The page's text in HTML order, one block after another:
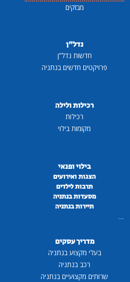
מבזקים
נדל"ן
חדשות נדל"ן
פרויקטים חדשים בנתניה
רכילות ולילה
רכילות
מקומות בילוי
בילוי ופנאי
הצגות ואירועים
תרבות לילדים
מסעדות בנתניה
תיירות בנתניה
...
מדריך עסקים
בעלי מקצוע בנתניה
רכב בנתניה
שרותים מקצועיים בנתניה